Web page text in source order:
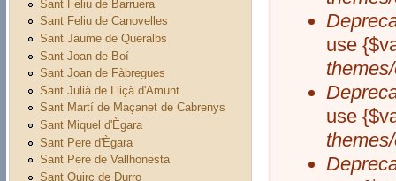
Sant Feliu de Barruera
Sant Feliu de Canovelles
Sant Jaume de Queralbs
Sant Joan de Boí
Sant Joan de Fàbregues
Sant Julià de Lliçà d'Amunt
Sant Martí de Maçanet de Cabrenys
Sant Miquel d'Ègara
Sant Pere d'Ègara
Sant Pere de Vallhonesta
Sant Quirc de Durro
use
use